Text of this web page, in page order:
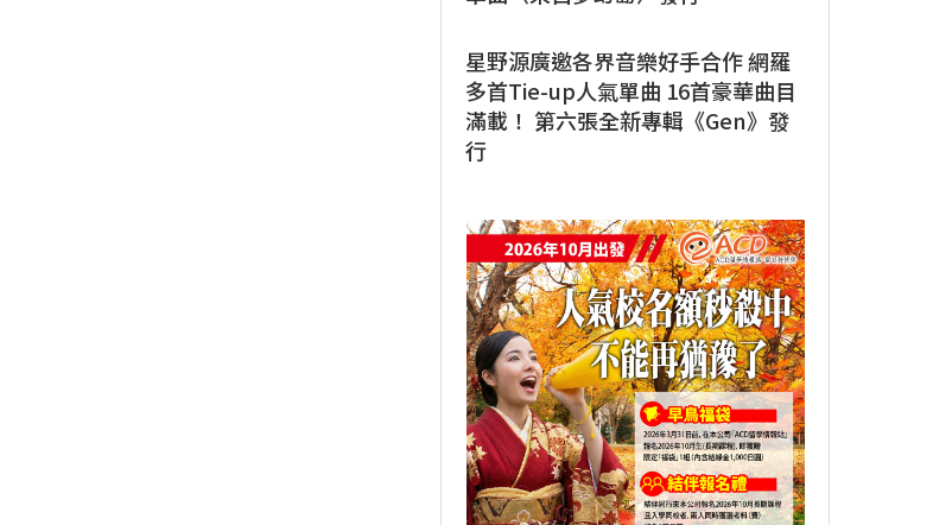
星野源廣邀各界音樂好手合作 網羅
多首Tie-up人氣單曲 16首豪華曲目
滿載！ 第六張全新專輯《Gen》發
行